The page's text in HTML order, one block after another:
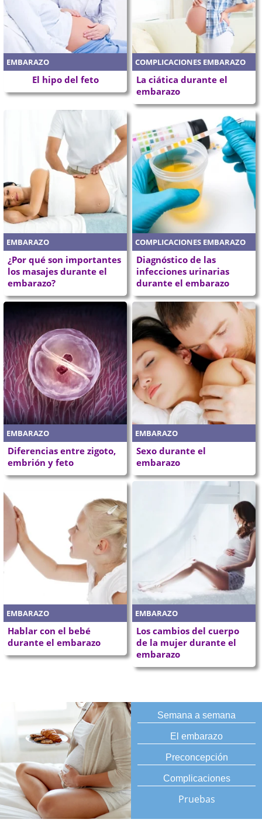
EMBARAZO
El hipo del feto
COMPLICACIONES EMBARAZO
La ciática durante el
embarazo
EMBARAZO
¿Por qué son importantes
los masajes durante el
embarazo?
COMPLICACIONES EMBARAZO
Diagnóstico de las
infecciones urinarias
durante el embarazo
EMBARAZO
Diferencias entre zigoto,
embrión y feto
EMBARAZO
Sexo durante el
embarazo
EMBARAZO
Hablar con el bebé
durante el embarazo
EMBARAZO
Los cambios del cuerpo
de la mujer durante el
embarazo
Semana a semana
El embarazo
Preconcepción
Complicaciones
Pruebas